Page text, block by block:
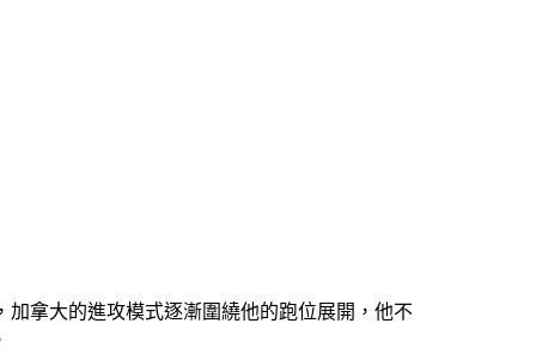
拿大的進攻模式逐漸圍繞他的跑位展開，他不